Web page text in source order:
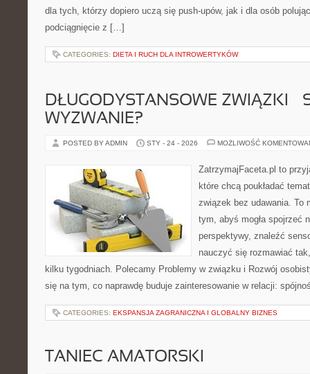
dla tych, którzy dopiero uczą się push-upów, jak i dla osób
podciągnięcie z […]
CATEGORIES: DIETA I RUCH DLA INTROWERTYKÓW
DŁUGODYSTANSOWE ZWIĄZKI –
WYZWANIE?
POSTED BY ADMIN STY - 24 - 2026 MOŻLIWOŚĆ
ZatrzymajFaceta.pl to
które chcą poukładać
związek bez udawania. To
tym, abyś mogła spojrzeć
perspektywy, znaleźć
nauczyć się rozmawiać
kilku tygodniach. Polecamy Problemy w związku i Rozwój
się na tym, co naprawdę buduje zainteresowanie w relacji:
CATEGORIES: EKSPANSJA ZAGRANICZNA I GLOBALNY BIZNES
TANIEC AMATORSKI